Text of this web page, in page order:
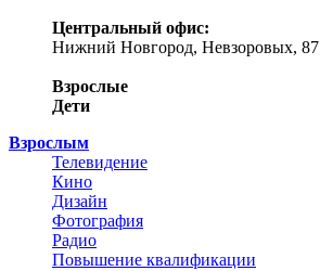
Центральный офис:
Нижний Новгород, Невзоровых, 87
Взрослые
Дети
Взрослым
Телевидение
Кино
Дизайн
Фотография
Радио
Повышение квалификации